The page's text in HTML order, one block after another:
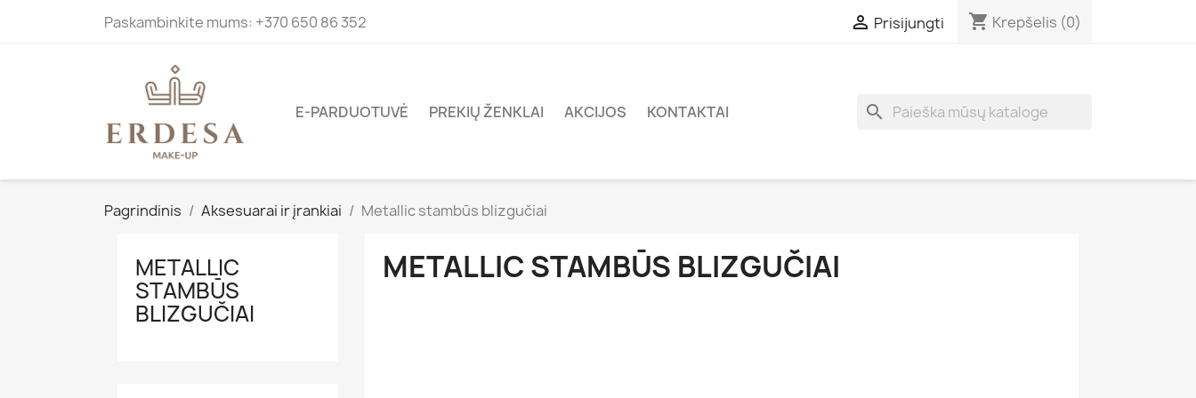
Paskambinkite mums: +370 650 86 352  Prisijungti shopping_cart Krepšelis (0)
E-PARDUOTUVĖ PREKIŲ ŽENKLAI AKCIJOS KONTAKTAI search
Pagrindinis Aksesuarai ir įrankiai Metallic stambūs blizgučiai
METALLIC
STAMBŪS
BLIZGUČIAI
METALLIC STAMBŪS BLIZGUČIAI